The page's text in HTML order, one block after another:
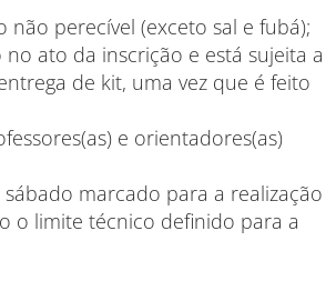
perecível (exceto sal e fubá);
ato da inscrição e está sujeita a
de kit, uma vez que é feito
e orientadores(as)
marcado para a realização
o limite técnico definido para a